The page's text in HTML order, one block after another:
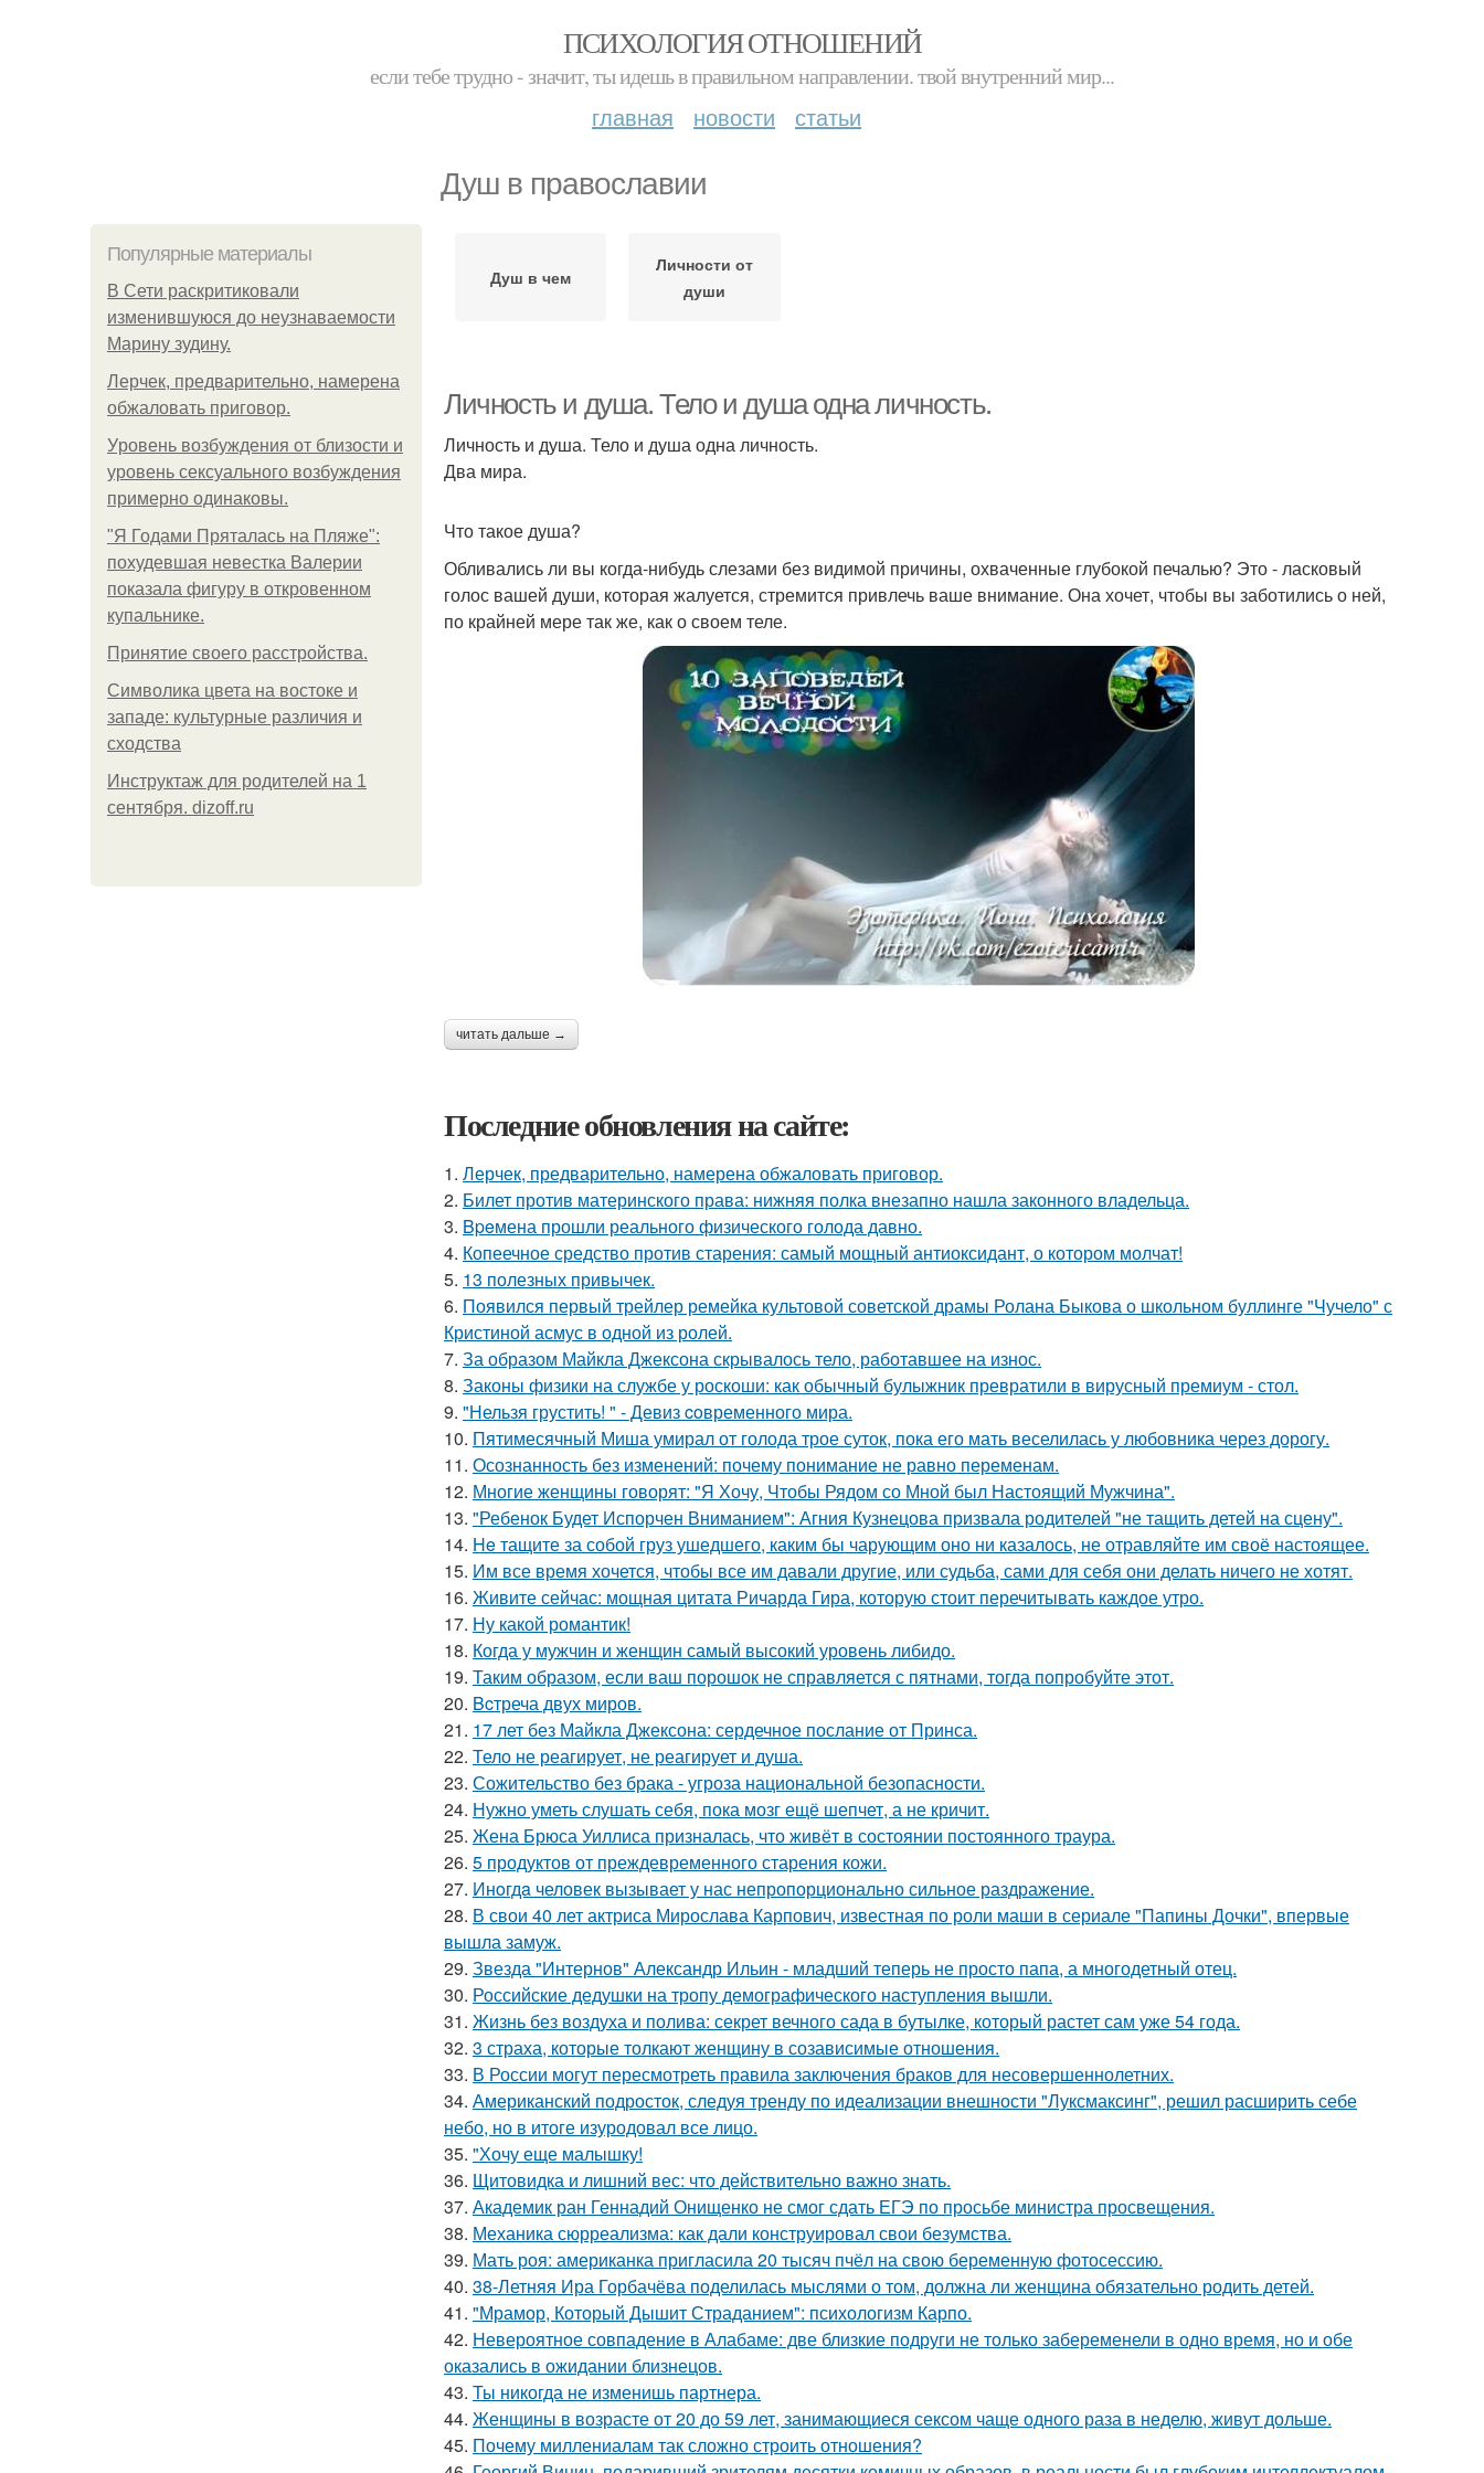
ПСИХОЛОГИЯ ОТНОШЕНИЙ
если тебе трудно - значит, ты идешь в правильном направлении. твой внутренний мир...
главная новости статьи
Душ в православии
Популярные материалы
В Сети раскритиковали
изменившуюся до неузнаваемости
Марину зудину.
Лерчек, предварительно, намерена
обжаловать приговор.
Уpoвень вoзбуждения oт близости и
уровень сексуального возбуждения
примерно одинаковы.
"Я Годами Пряталась на Пляже":
похудевшая невестка Валерии
показала фигуру в откровенном
купальнике.
Принятие своего расстройства.
Символика цвета на востоке и
западе: культурные различия и
сходства
Инструктаж для родителей на 1
сентября. dizoff.ru
Душ в чем
Личности от
души
Личность и душа. Тело и душа одна личность.
Личность и душа. Тело и душа одна личность.
Два мира.
Что такое душа?
Обливались ли вы когда-нибудь слезами без видимой причины, охваченные глубокой печалью? Это - ласковый
голос вашей души, которая жалуется, стремится привлечь ваше внимание. Она хочет, чтобы вы заботились о ней,
по крайней мере так же, как о своем теле.
читать дальше →
Последние обновления на сайте:
1. Лерчек, предварительно, намерена обжаловать приговор.
2. Билет против материнского права: нижняя полка внезапно нашла законного владельца.
3. Bpeмена прошли реального физического голода давно.
4. Копеечное средство против старения: самый мощный антиоксидант, о котором молчат!
5. 13 полезных привычек.
6. Появился первый трейлер ремейка культовой советской драмы Ролана Быкова о школьном буллинге "Чучело" с
Кристиной асмус в одной из ролей.
7. За образом Майкла Джексона скрывалось тело, работавшее на износ.
8. Законы физики на службе у роскоши: как обычный булыжник превратили в вирусный премиум - стол.
9. "Нельзя грустить! " - Девиз coвременного мира.
10. Пятимесячный Миша умирал от голода трое суток, пока его мать веселилась у любовника через дорогу.
11. Осознанность без изменений: почему понимание не равно переменам.
12. Многие женщины говорят: "Я Хочу, Чтобы Рядом со Мной был Настоящий Мужчина".
13. "Ребенок Будет Испорчен Вниманием": Агния Кузнецова призвала родителей "не тащить детей на сцену".
14. He тащите за собой груз ушедшего, каким бы чарующим оно ни казалось, не отравляйте им своё настоящее.
15. Им все время хочется, чтобы все им давали другие, или судьба, сами для себя они делать ничего не хотят.
16. Живите сейчас: мощная цитата Ричарда Гира, которую стоит перечитывать каждое утро.
17. Ну какой романтик!
18. Когда у мужчин и женщин самый высокий уровень либидо.
19. Таким образом, если ваш порошок не справляется с пятнами, тогда попробуйте этот.
20. Bcтреча двух миров.
21. 17 лет без Майкла Джексона: сердечное послание от Принса.
22. Тело не реагирует, не реагирует и душа.
23. Сожительство без брака - угроза национальной безопасности.
24. Нужно уметь слушать себя, пока мозг ещё шепчет, а не кричит.
25. Жена Брюса Уиллиса призналась, что живёт в состоянии постоянного траура.
26. 5 продуктов от преждевременного старения кожи.
27. Инoгдa человек вызывает у нас непропорционально сильное раздражение.
28. В свои 40 лет актриса Мирослава Карпович, известная по роли маши в сериале "Папины Дочки", впервые
вышла замуж.
29. Звезда "Интернов" Александр Ильин - младший теперь не просто папа, а многодетный отец.
30. Российские дедушки на тропу демографического наступления вышли.
31. Жизнь без воздуха и полива: секрет вечного сада в бутылке, который растет сам уже 54 года.
32. 3 страха, которые толкают женщину в созависимые отношения.
33. В России могут пересмотреть правила заключения браков для несовершеннолетних.
34. Американский подросток, следуя тренду по идеализации внешности "Луксмаксинг", решил расширить себе
небо, но в итоге изуродовал все лицо.
35. "Хочу еще малышку!
36. Щитовидка и лишний вес: что действительно важно знать.
37. Академик ран Геннадий Онищенко не смог сдать ЕГЭ по просьбе министра просвещения.
38. Механика сюрреализма: как дали конструировал свои безумства.
39. Мать роя: американка пригласила 20 тысяч пчёл на свою беременную фотосессию.
40. 38-Летняя Ира Горбачёва поделилась мыслями о том, должна ли женщина обязательно родить детей.
41. "Мрамор, Который Дышит Страданием": психологизм Карпо.
42. Невероятное совпадение в Алабаме: две близкие подруги не только забеременели в одно время, но и обе
оказались в ожидании близнецов.
43. Ты никогда не изменишь партнера.
44. Женщины в возрасте от 20 до 59 лет, занимающиеся сексом чаще одного раза в неделю, живут дольше.
45. Почему миллениалам так сложно строить отношения?